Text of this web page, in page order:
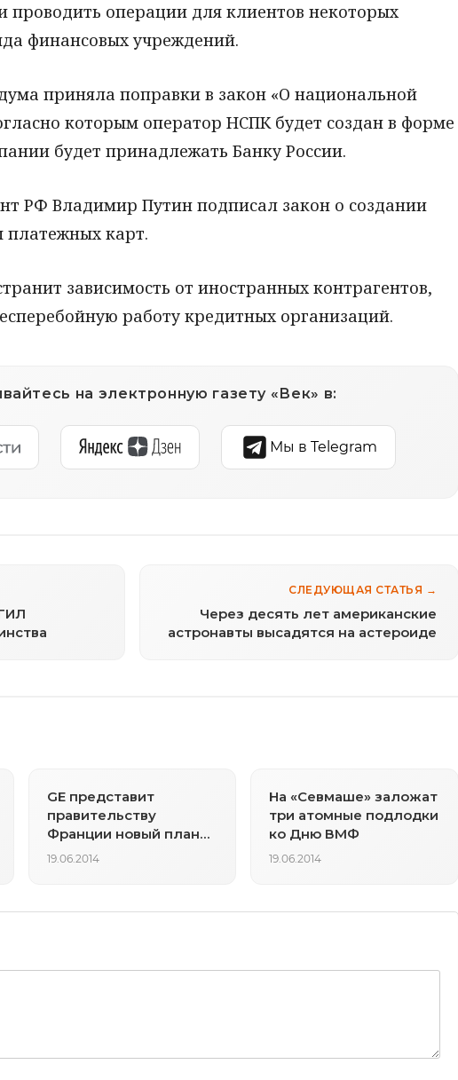
проводить операции для клиентов некоторых
финансовых учреждений.
приняла поправки в закон «О национальной
которым оператор НСПК будет создан в форме
будет принадлежать Банку России.
РФ Владимир Путин подписал закон о создании
карт.
зависимость от иностранных контрагентов,
работу кредитных организаций.
на электронную газету «Век» в:
Мы в Telegram
СЛЕДУЮЩАЯ СТАТЬЯ →
Через десять лет американские
астронавты высадятся на астероиде
GE представит
правительству
Франции новый план
по покупке Alstom
19.06.2014
На «Севмаше» заложат
три атомные подлодки
ко Дню ВМФ
19.06.2014